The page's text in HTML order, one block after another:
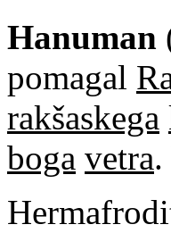
Hanuman
pomagal
rakšaskega
boga vetra